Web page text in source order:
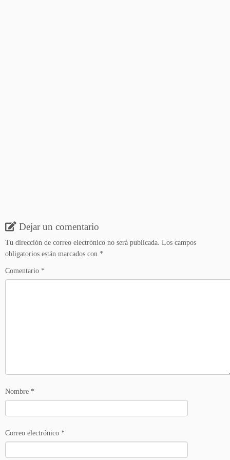
Dejar un comentario
Tu dirección de correo electrónico no será publicada. Los campos
obligatorios están marcados con *
Comentario *
Nombre *
Correo electrónico *